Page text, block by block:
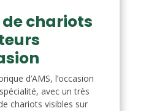
chariots
d’AMS, l’occasion
avec un très
chariots visibles sur